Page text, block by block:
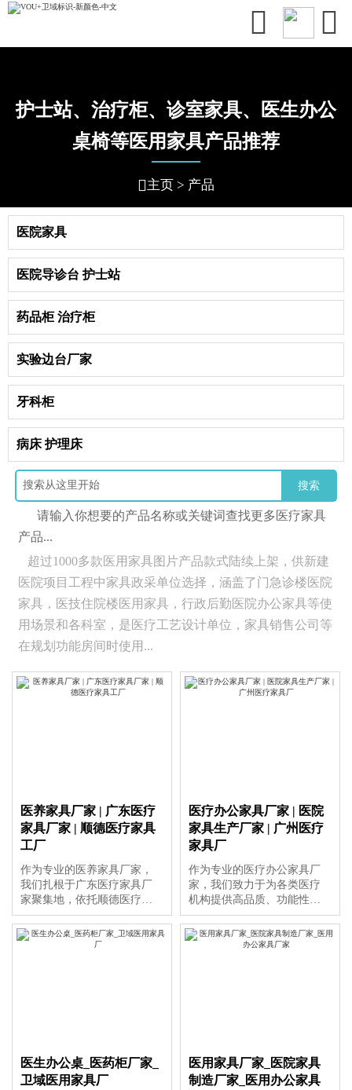
 
护士站、治疗柜、诊室家具、医生办公
桌椅等医用家具产品推荐
主页 > 产品
医院家具
医院导诊台 护士站
药品柜 治疗柜
实验边台厂家
牙科柜
病床 护理床
搜索
请输入你想要的产品名称或关键词查找更多医疗家具
产品...
超过1000多款医用家具图片产品款式陆续上架，供新建
医院项目工程中家具政采单位选择，涵盖了门急诊楼医院
家具，医技住院楼医用家具，行政后勤医院办公家具等使
用场景和各科室，是医疗工艺设计单位，家具销售公司等
在规划功能房间时使用...
医养家具厂家 | 广东医疗
家具厂家 | 顺德医疗家具
工厂
作为专业的医养家具厂家，
我们扎根于广东医疗家具厂
家聚集地，依托顺德医疗家
具工厂的先进工艺与丰富经
验，致力于为客户提供高品
质、环保安全的医疗及医养
医疗办公家具厂家 | 医院
家具生产厂家 | 广州医疗
家具厂
作为专业的医疗办公家具厂
家，我们致力于为各类医疗
机构提供高品质、功能性强
的医院家具。依托广州医疗
家具厂的先进生产技术与严
格品质管理，产品涵盖导诊
构多样化需求。
医生办公桌_医药柜厂家_
卫域医用家具厂
医用家具厂家_医院家具
制造厂家_医用办公家具